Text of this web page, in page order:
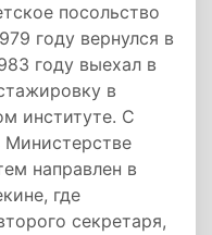
посольство
году вернулся в
году выехал в
в
институте. С
Министерстве
направлен в
где
секретаря,